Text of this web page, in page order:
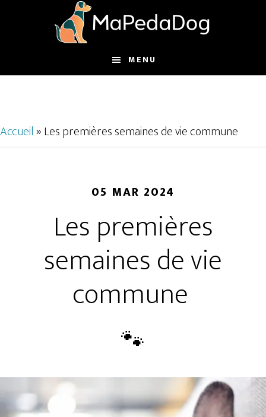
page
MENU
Accueil»Les premières semaines de vie commune
05 MAR 2024
Les premières
semaines de vie
commune